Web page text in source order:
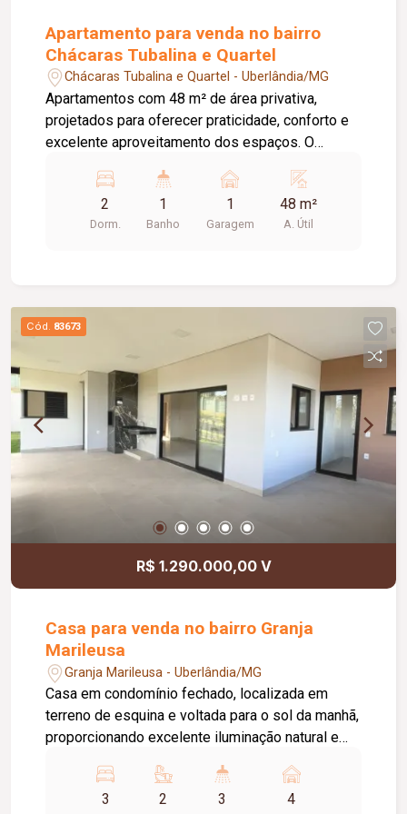
Apartamento para venda no bairro
Chácaras Tubalina e Quartel
Chácaras Tubalina e Quartel - Uberlândia/MG
Apartamentos com 48 m² de área privativa,
projetados para oferecer praticidade, conforto e
excelente aproveitamento dos espaços. O
integrada; Cozinha; Área de serviço; Sacada;
Infraestrutura para ar condicionado. O condomínio
oferece: Piscina adulto e infantil com deck;
opção para quem busca qualidade de vida, lazer
completo e um ambiente planejado para toda a
2
Dorm.
1
Banho
1
Garagem
48 m²
A. Útil
Cód. 83673
R$ 1.290.000,00 V
Casa para venda no bairro Granja
Marileusa
Granja Marileusa - Uberlândia/MG
Casa em condomínio fechado, localizada em
terreno de esquina e voltada para o sol da manhã,
proporcionando excelente iluminação natural e
conta com: Sala integrada à cozinha; 02 suítes;
03º quarto opcional; Escritório com vista para a
3 2 3 4